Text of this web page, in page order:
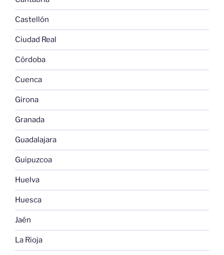
Castellón
Ciudad Real
Córdoba
Cuenca
Girona
Granada
Guadalajara
Guipuzcoa
Huelva
Huesca
Jaén
La Rioja